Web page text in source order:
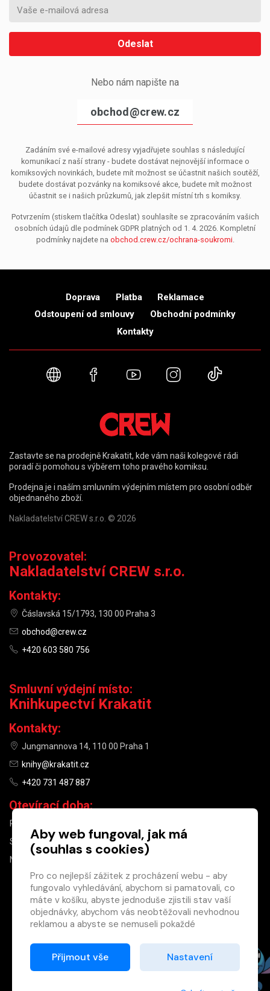
Odeslat
Nebo nám napište na
obchod@crew.cz
Zadáním své e-mailové adresy vyjadřujete souhlas s následující
komunikací z naší strany - budete dostávat nejnovější informace o
komiksových novinkách, budete mít možnost se účastnit našich soutěží,
budete dostávat pozvánky na komiksové akce, budete mít možnost
účastnit se i našich průzkumů, jak zlepšit místní trh s komiksy.
Potvrzením (stiskem tlačítka Odeslat) souhlasíte se zpracováním vašich
osobních údajů dle podmínek GDPR platných od 1. 4. 2026. Kompletní
podmínky najdete na obchod.crew.cz/ochrana-soukromi.
×
Máte u nás již
registrovaný
účet?
Registrací získáte slevu
na zboží ve výši 15 %
Doprava Platba
Reklamace
Odstoupení od smlouvy
Obchodní podmínky
Kontakty
Webové stránky
FacebookYouTubeInstagram
Zastavte se na prodejně Krakatit, kde vám naši kolegové rádi
poradí či pomohou s výběrem toho pravého komiksu.
Prodejna je i naším smluvním výdejním místem pro osobní odběr
objednaného zboží.
Nakladatelství CREW s.r.o. © 2026
Provozovatel:
Nakladatelství CREW s.r.o.
Kontakty:
Čáslavská 15/1793, 130 00 Praha 3
obchod@crew.cz
+420 603 580 756
Smluvní výdejní místo:
Knihkupectví Krakatit
Kontakty:
Jungmannova 14, 110 00 Praha 1
knihy@krakatit.cz
+420 731 487 887
Otevírací doba:
PO–PÁ
SO
10:00–13:00
NE
Aby web fungoval, jak má
(souhlas s cookies)
Pro co nejlepší zážitek z procházení webu - aby
fungovalo vyhledávání, abychom si pamatovali, co
máte v košíku, abyste jednoduše zjistili stav vaší
objednávky, abychom vás neobtěžovali nevhodnou
reklamou a abyste se nemuseli pokaždé
Proto od vás potřebujeme souhlas se
zpracováním souborů cookies
Přijmout vše Nastavení